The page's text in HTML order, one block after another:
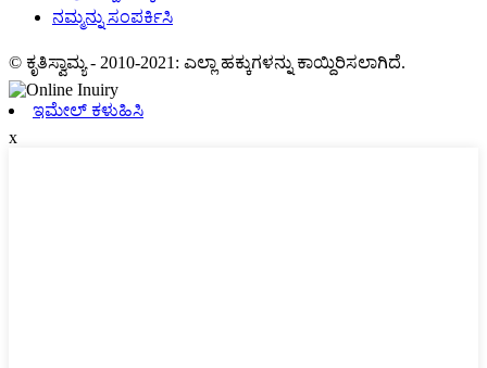
ನಮ್ಮನ್ನು ಸಂಪರ್ಕಿಸಿ
© ಕೃತಿಸ್ವಾಮ್ಯ - 2010-2021: ಎಲ್ಲಾ ಹಕ್ಕುಗಳನ್ನು ಕಾಯ್ದಿರಿಸಲಾಗಿದೆ.
ಇಮೇಲ್ ಕಳುಹಿಸಿ
x